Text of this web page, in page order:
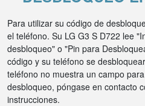
Para utilizar su código de
el teléfono. Su LG G3 S D722 lee
desbloqueo" o "Pin para
código y su teléfono se
teléfono no muestra un campo
desbloqueo, póngase en contacto
instrucciones.